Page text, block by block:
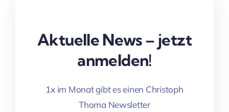
Aktuelle News – jetzt
anmelden!
1x im Monat gibt es einen Christoph
Thoma Newsletter